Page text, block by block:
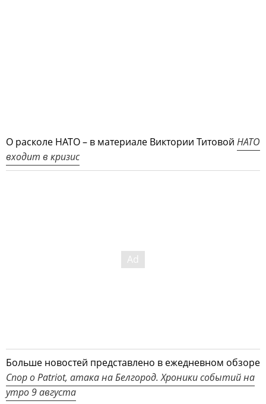
О расколе НАТО – в материале Виктории Титовой НАТО
входит в кризис
Больше новостей представлено в ежедневном обзоре
Спор о Patriot, атака на Белгород. Хроники событий на
утро 9 августа